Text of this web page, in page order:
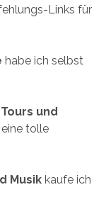
Links für
habe ich selbst
und
tolle
Musikkaufe ich